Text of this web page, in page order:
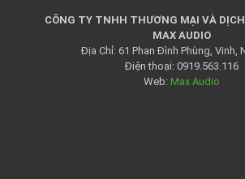
CÔNG TY TNHH THƯƠNG MẠI VÀ
MAX AUDIO
Địa Chỉ: 61 Phan Đình Phùng, Vinh,
Điện thoại: 0919.563.116
Web: Max Audio